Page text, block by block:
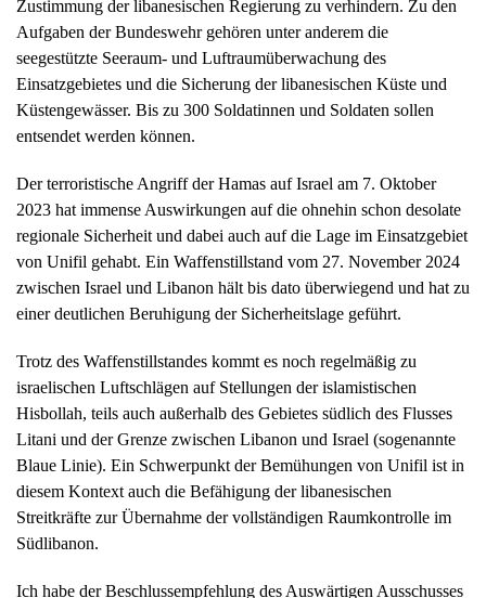
Zustimmung der libanesischen Regierung zu verhindern. Zu den
Aufgaben der Bundeswehr gehören unter anderem die
seegestützte Seeraum- und Luftraumüberwachung des
Einsatzgebietes und die Sicherung der libanesischen Küste und
Küstengewässer. Bis zu 300 Soldatinnen und Soldaten sollen
entsendet werden können.
Der terroristische Angriff der Hamas auf Israel am 7. Oktober
2023 hat immense Auswirkungen auf die ohnehin schon desolate
regionale Sicherheit und dabei auch auf die Lage im Einsatzgebiet
von Unifil gehabt. Ein Waffenstillstand vom 27. November 2024
zwischen Israel und Libanon hält bis dato überwiegend und hat zu
einer deutlichen Beruhigung der Sicherheitslage geführt.
Trotz des Waffenstillstandes kommt es noch regelmäßig zu
israelischen Luftschlägen auf Stellungen der islamistischen
Hisbollah, teils auch außerhalb des Gebietes südlich des Flusses
Litani und der Grenze zwischen Libanon und Israel (sogenannte
Blaue Linie). Ein Schwerpunkt der Bemühungen von Unifil ist in
diesem Kontext auch die Befähigung der libanesischen
Streitkräfte zur Übernahme der vollständigen Raumkontrolle im
Südlibanon.
Ich habe der Beschlussempfehlung des Auswärtigen Ausschusses